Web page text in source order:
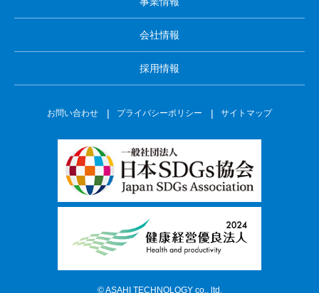
会社情報
採用情報
お問い合わせ プライバシーポリシー サイトマップ
©ASAHI TECHNOLOGY co., ltd.